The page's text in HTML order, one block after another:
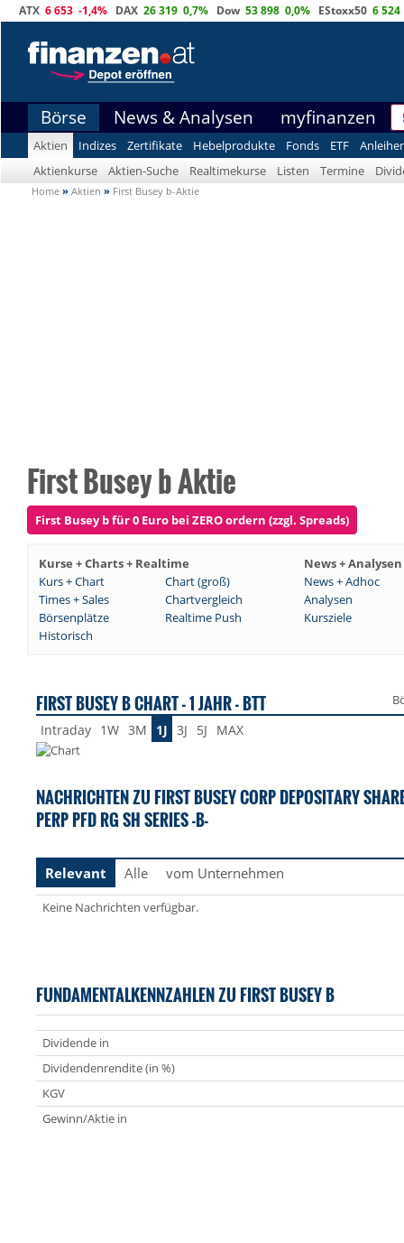
ATX 6 653 -1,4% DAX 26 319 0,7% Dow 53 898 0,0% EStoxx50 6 524
Börse News & Analysen myfinanzen
Aktien Indizes Zertifikate Hebelprodukte Fonds ETF
Aktienkurse
Aktien-Suche Realtimekurse Listen Termine
Home » Aktien » First Busey b-Aktie
First Busey b Aktie
First Busey b für 0 Euro bei ZERO ordern (zzgl. Spreads)
Kurse + Charts + Realtime News + Analysen
Kurs + Chart
Chart (groß) News + Adhoc
Times + Sales
Chartvergleich Analysen
Börsenplätze
Realtime Push Kursziele
Historisch
FIRST BUSEY B CHART - 1 JAHR - BTT
Intraday 1W 3M 1J 3J 5J MAX
NACHRICHTEN ZU FIRST BUSEY CORP DEPOSITARY
PERP PFD RG SH SERIES -B-
Relevant
Alle vom Unternehmen
Keine Nachrichten verfügbar.
FUNDAMENTALKENNZAHLEN ZU FIRST BUSEY B
Dividende in
Dividendenrendite (in %)
KGV
Gewinn/Aktie in